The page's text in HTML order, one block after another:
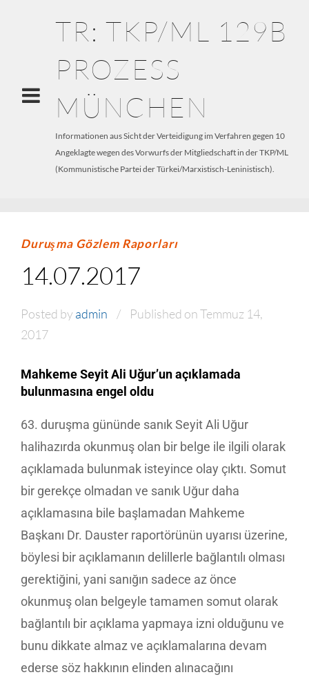
TR: TKP/ML 129B
PROZESS
MÜNCHEN
Informationen aus Sicht der Verteidigung im Verfahren gegen 10
Angeklagte wegen des Vorwurfs der Mitgliedschaft in der TKP/ML
(Kommunistische Partei der Türkei/Marxistisch-Leninistisch).
Duruşma Gözlem Raporları
14.07.2017
Posted byadmin
Published on Temmuz 14,
2017
Mahkeme Seyit Ali Uğur’un açıklamada
bulunmasına engel oldu
63. duruşma gününde sanık Seyit Ali Uğur
halihazırda okunmuş olan bir belge ile ilgili olarak
açıklamada bulunmak isteyince olay çıktı. Somut
bir gerekçe olmadan ve sanık Uğur daha
açıklamasına bile başlamadan Mahkeme
Başkanı Dr. Dauster raportörünün uyarısı üzerine,
böylesi bir açıklamanın delillerle bağlantılı olması
gerektiğini, yani sanığın sadece az önce
okunmuş olan belgeyle tamamen somut olarak
bağlantılı bir açıklama yapmaya izni olduğunu ve
bunu dikkate almaz ve açıklamalarına devam
ederse söz hakkının elinden alınacağını